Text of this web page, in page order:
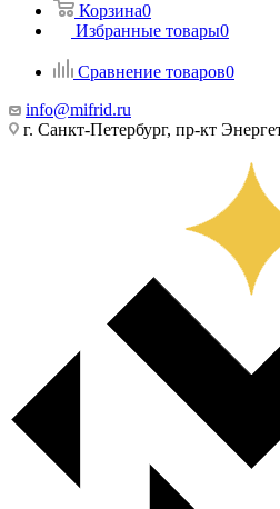
Корзина0
Избранные товары0
Сравнение товаров0
info@mifrid.ru
г. Санкт-Петербург, пр-кт